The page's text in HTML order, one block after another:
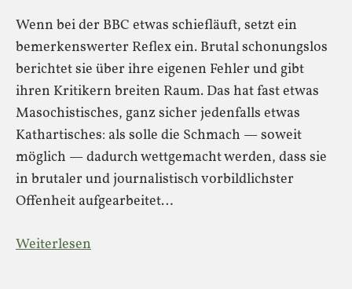
Wenn bei der BBC etwas schiefläuft, setzt ein
bemerkenswerter Reflex ein. Brutal schonungslos
berichtet sie über ihre eigenen Fehler und gibt
ihren Kritikern breiten Raum. Das hat fast etwas
Masochistisches, ganz sicher jedenfalls etwas
Kathartisches: als solle die Schmach — soweit
möglich — dadurch wettgemacht werden, dass sie
in brutaler und journalistisch vorbildlichster
Offenheit aufgearbeitet…
Weiterlesen